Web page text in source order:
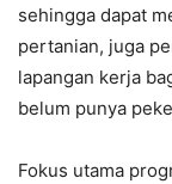
sehingga dapat
pertanian, juga
lapangan kerja
belum punya
Fokus utama